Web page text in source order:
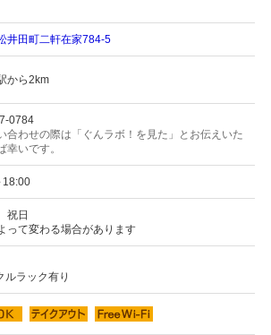
井田町二軒在家784-5
から2km
0784
合わせの際は「ぐんラボ！を見た」とお伝えいた
幸いです。
18:00
祝日
って変わる場合があります
ラック有り